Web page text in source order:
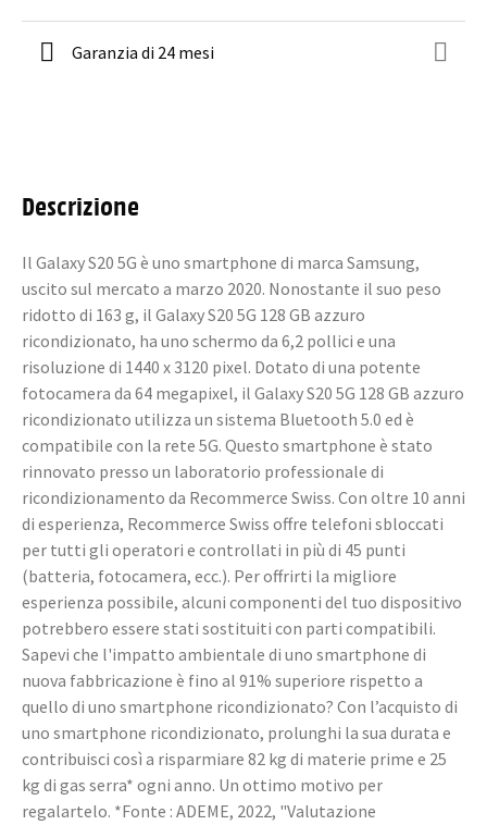
Garanzia di 24 mesi
Descrizione
Il Galaxy S20 5G è uno smartphone di marca Samsung,
uscito sul mercato a marzo 2020. Nonostante il suo peso
ridotto di 163 g, il Galaxy S20 5G 128 GB azzuro
ricondizionato, ha uno schermo da 6,2 pollici e una
risoluzione di 1440 x 3120 pixel. Dotato di una potente
fotocamera da 64 megapixel, il Galaxy S20 5G 128 GB azzuro
ricondizionato utilizza un sistema Bluetooth 5.0 ed è
compatibile con la rete 5G. Questo smartphone è stato
rinnovato presso un laboratorio professionale di
ricondizionamento da Recommerce Swiss. Con oltre 10 anni
di esperienza, Recommerce Swiss offre telefoni sbloccati
per tutti gli operatori e controllati in più di 45 punti
(batteria, fotocamera, ecc.). Per offrirti la migliore
esperienza possibile, alcuni componenti del tuo dispositivo
potrebbero essere stati sostituiti con parti compatibili.
Sapevi che l'impatto ambientale di uno smartphone di
nuova fabbricazione è fino al 91% superiore rispetto a
quello di uno smartphone ricondizionato? Con l’acquisto di
uno smartphone ricondizionato, prolunghi la sua durata e
contribuisci così a risparmiare 82 kg di materie prime e 25
kg di gas serra* ogni anno. Un ottimo motivo per
regalartelo. *Fonte : ADEME, 2022, "Valutazione